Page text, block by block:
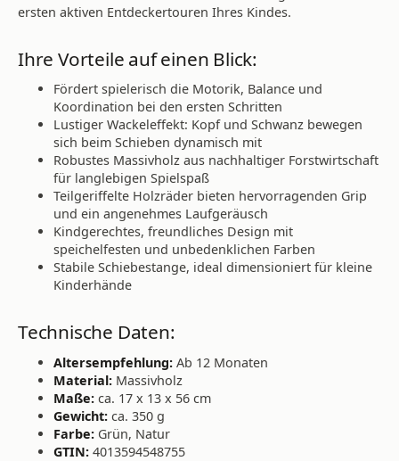
ersten aktiven Entdeckertouren Ihres Kindes.
Ihre Vorteile auf einen Blick:
Fördert spielerisch die Motorik, Balance und
Koordination bei den ersten Schritten
Lustiger Wackeleffekt: Kopf und Schwanz bewegen
sich beim Schieben dynamisch mit
Robustes Massivholz aus nachhaltiger Forstwirtschaft
für langlebigen Spielspaß
Teilgeriffelte Holzräder bieten hervorragenden Grip
und ein angenehmes Laufgeräusch
Kindgerechtes, freundliches Design mit
speichelfesten und unbedenklichen Farben
Stabile Schiebestange, ideal dimensioniert für kleine
Kinderhände
Technische Daten:
Altersempfehlung: Ab 12 Monaten
Material: Massivholz
Maße: ca. 17 x 13 x 56 cm
Gewicht: ca. 350 g
Farbe: Grün, Natur
GTIN: 4013594548755